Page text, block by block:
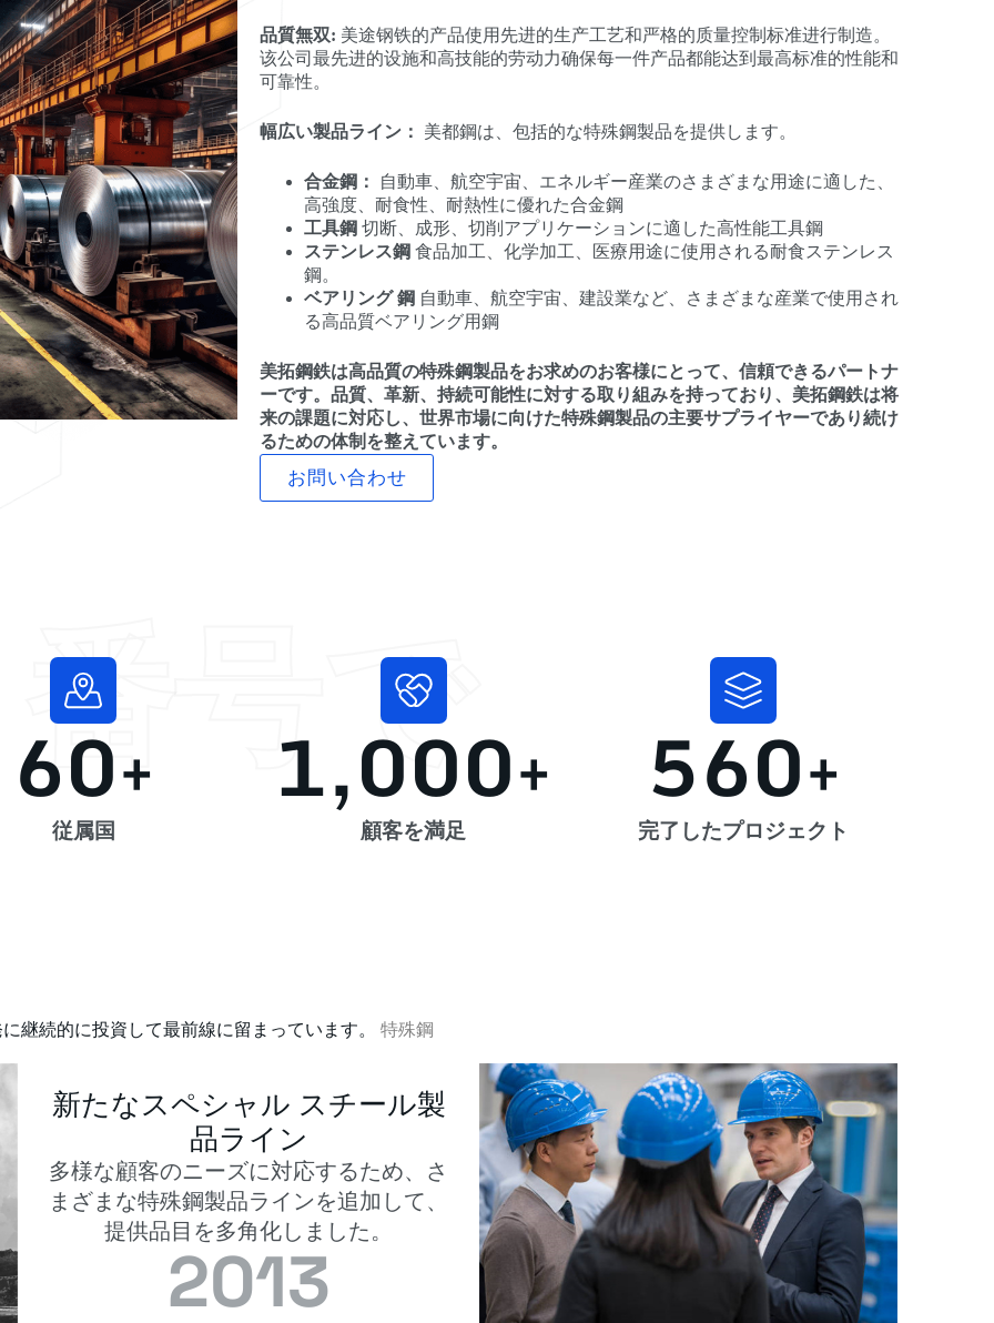
品質無双: 美途钢铁的产品使用先进的生产工艺和严格的质量控制标准进行制造。
该公司最先进的设施和高技能的劳动力确保每一件产品都能达到最高标准的性能和
可靠性。
幅広い製品ライン： 美都鋼は、包括的な特殊鋼製品を提供します。
合金鋼：
自動車、航空宇宙、エネルギー産業のさまざまな用途に適した、
高強度、耐食性、耐熱性に優れた合金鋼
工具鋼 切断、成形、切削アプリケーションに適した高性能工具鋼
ステンレス鋼 食品加工、化学加工、医療用途に使用される耐食ステンレス
鋼。
ベアリング 鋼 自動車、航空宇宙、建設業など、さまざまな産業で使用され
る高品質ベアリング用鋼
美拓鋼鉄は高品質の特殊鋼製品をお求めのお客様にとって、信頼できるパートナ
ーです。品質、革新、持続可能性に対する取り組みを持っており、美拓鋼鉄は将
来の課題に対応し、世界市場に向けた特殊鋼製品の主要サプライヤーであり続け
るための体制を整えています。
お問い合わせ
従属国
60+
顧客を満足
1,000+
完了したプロジェクト
560+
番号で
継続的に投資して最前線に留まっています。特殊鋼
新たなスペシャル スチール製
品ライン
多様な顧客のニーズに対応するため、さ
まざまな特殊鋼製品ラインを追加して、
提供品目を多角化しました。
2013